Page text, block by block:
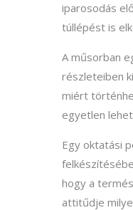
iparosodás
túllépést is
A műsorban
részleteiben
miért
egyetlen
Egy oktatási
hogy a
attitűdje